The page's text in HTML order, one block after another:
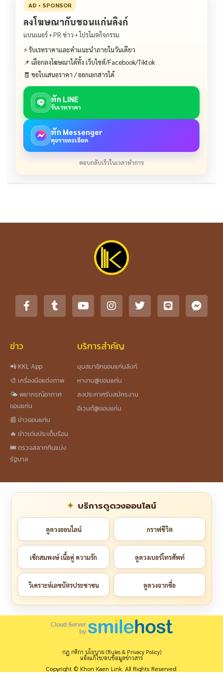
AD • SPONSOR
ลงโฆษณากับขอนแก่นลิงก์
แบนเนอร์ • PR ข่าว • โปรโมตกิจกรรม
⚡ รับเรทราคาและคำแนะนำภายในวันเดียว
📌 เลือกลงโฆษณาได้ทั้ง เว็บไซต์/Facebook/Tiktok
🧾 ขอใบเสนอราคา / ออกเอกสารได้
ทัก LINE
รับเรทราคา
ทัก Messenger
คุยรายละเอียด
ตอบกลับเร็วในเวลาทำการ
ข่าว
📲 KKL App
🎨 เครื่องมือแต่งภาพ
🌤️ พยากรณ์อากาศ
ขอนแก่น
📰 ข่าวขอนแก่น
🔥 ข่าวเด่นประเด็นร้อน
🎟️ ตรวจสลากกินแบ่ง
รัฐบาล
บริการสำคัญ
มุมสมาชิกขอนแก่นลิงก์
หางาน@ขอนแก่น
ลงประกาศรับสมัครงาน
อีเวนต์@ขอนแก่น
บริการดูดวงออนไลน์
ดูดวงออนไลน์ กราฟชีวิต
เช็กสมพงษ์ เนื้อคู่ ความรัก ดูดวงเบอร์โทรศัพท์
วิเคราะห์เลขบัตรประชาชน ดูดวงจากชื่อ
กฎ กติกา นโยบาย (Rules & Privacy Policy)
แจ้งแก้ไข/ลบข้อมูลข่าวสาร
Copyright © Khon Kaen Link. All Rights Reserved.